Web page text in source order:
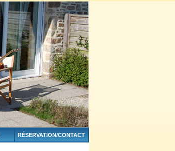
RÉSERVATION/CONTACT